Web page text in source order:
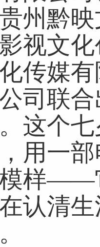
州黔
视文
传媒
司联
这个
用一
样——
认清